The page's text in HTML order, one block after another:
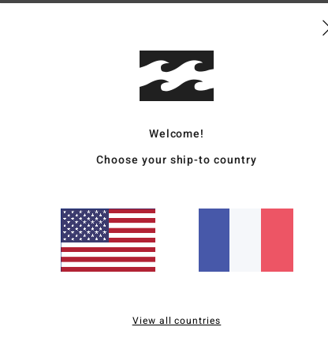
Welcome!
Choose your ship-to country
View all countries